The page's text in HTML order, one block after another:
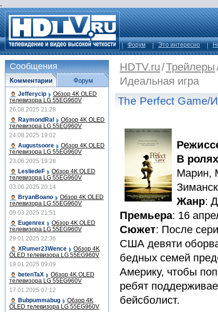
.
Форум Это интересно
HDTV.ru/Трейлеры
Идеальная игра
The Perfect Game/
В ролях
Марин,
Жанр:
Премьера: 16
Сюжет: После
США девяти
бедных семей
Америку, чтобы
ребят
бейсболист.
Сообщения
Комментарии
Jefferycip Обзор 4K OLED
телевизора LG 55EG960V
26.08.2025 21:28
RaymondRal
Обзор 4K OLED
телевизора LG 55EG960V
24.08.2025 19:02
Augustsoore
Обзор 4K OLED
телевизора LG 55EG960V
23.06.2025 19:28
LesliedeF
Обзор 4K OLED
телевизора LG 55EG960V
03.06.2025 20:14
BryanBoano
Обзор 4K OLED
телевизора LG 55EG960V
09.03.2025 21:51
Eugenrex
Обзор 4K OLED
телевизора LG 55EG960V
29.01.2025 22:36
XRumer23Wence
Обзор 4K
OLED телевизора LG 55EG960V
19.01.2025 09:09
betenTaX
Обзор 4K OLED
телевизора LG 55EG960V
17.01.2025 07:12
Bubpummabug
Обзор 4K
OLED телевизора LG 55EG960V
Форум